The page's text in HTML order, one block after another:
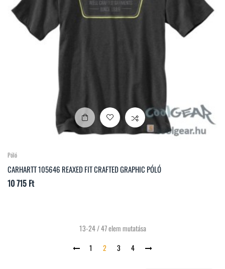
Póló
CARHARTT 105646 REAXED FIT CRAFTED GRAPHIC PÓLÓ
Ár
10 715 Ft
13-24 / 47 elem mutatása
1
2 3 4